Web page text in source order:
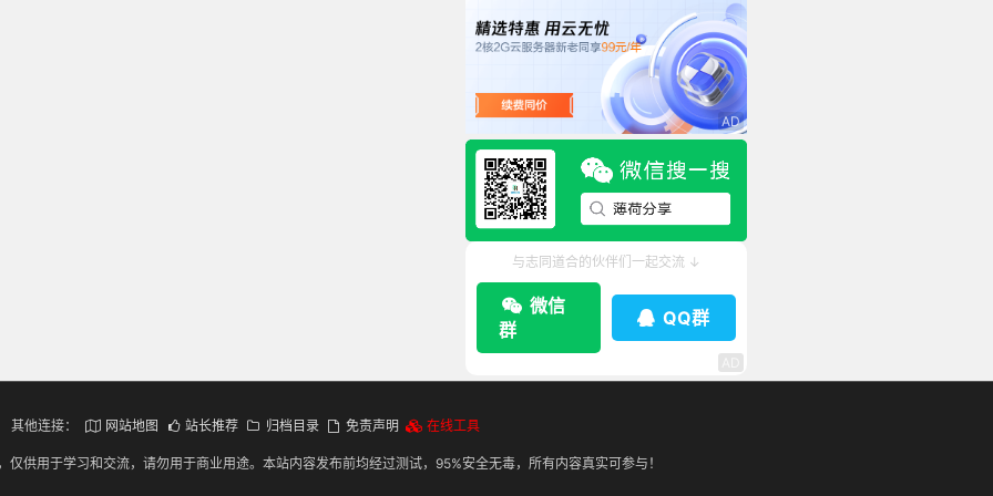
与志同道合的伙伴们一起交流 ↓
微信
群
QQ群
其他连接： 网站地图 站长推荐 归档目录 免责声明 在线工具
仅供用于学习和交流，请勿用于商业用途。本站内容发布前均经过测试，95%安全无毒，所有内容真实可参与！